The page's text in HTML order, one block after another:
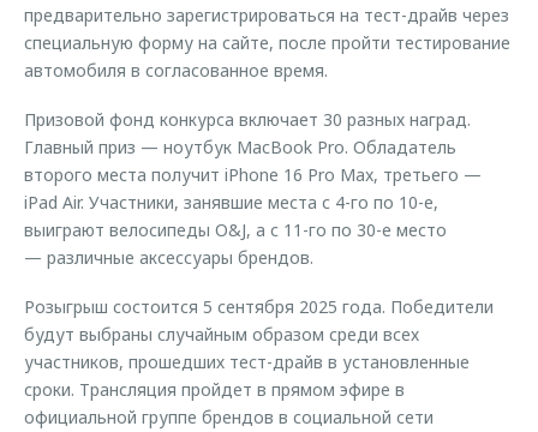
предварительно зарегистрироваться на тест-драйв через
специальную форму на сайте, после пройти тестирование
автомобиля в согласованное время.
Призовой фонд конкурса включает 30 разных наград.
Главный приз — ноутбук MacBook Pro. Обладатель
второго места получит iPhone 16 Pro Max, третьего —
iPad Air. Участники, занявшие места с 4-го по 10-е,
выиграют велосипеды O&J, а с 11-го по 30-е место
— различные аксессуары брендов.
Розыгрыш состоится 5 сентября 2025 года. Победители
будут выбраны случайным образом среди всех
участников, прошедших тест-драйв в установленные
сроки. Трансляция пройдет в прямом эфире в
официальной группе брендов в социальной сети